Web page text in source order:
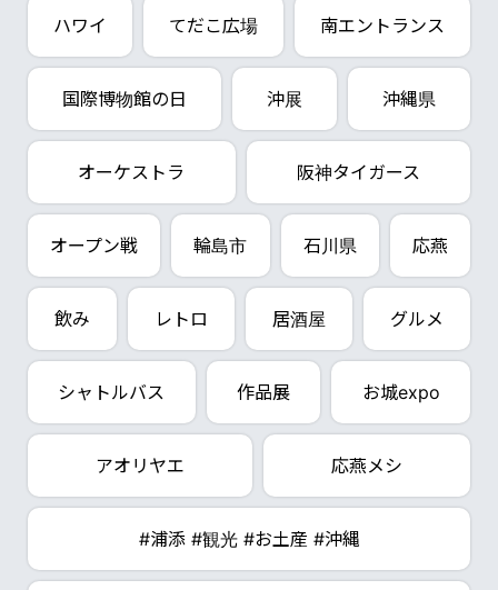
ハワイ てだこ広場 南エントランス
国際博物館の日 沖展 沖縄県
オーケストラ 阪神タイガース
オープン戦 輪島市 石川県 応燕
飲み レトロ 居酒屋 グルメ
シャトルバス 作品展 お城expo
アオリヤエ 応燕メシ
#浦添 #観光 #お土産 #沖縄